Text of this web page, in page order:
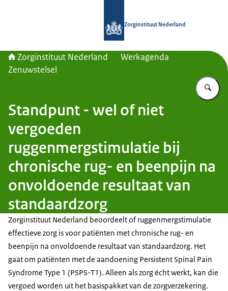
Zorginstituut Nederland
Zorginstituut Nederland
Werkagenda
Zenuwstelsel
Standpunt - wel of niet
vergoeden
ruggenmergstimulatie bij
chronische rug- en beenpijn na
onvoldoende resultaat van
standaardzorg
Zorginstituut Nederland beoordeelt of ruggenmergstimulatie
effectieve zorg is voor patiënten met chronische rug- en
beenpijn na onvoldoende resultaat van standaardzorg. Het
gaat om patiënten met de aandoening Persistent Spinal Pain
Syndrome Type 1 (PSPS-T1). Alleen als zorg écht werkt, kan die
vergoed worden uit het basispakket van de zorgverzekering.